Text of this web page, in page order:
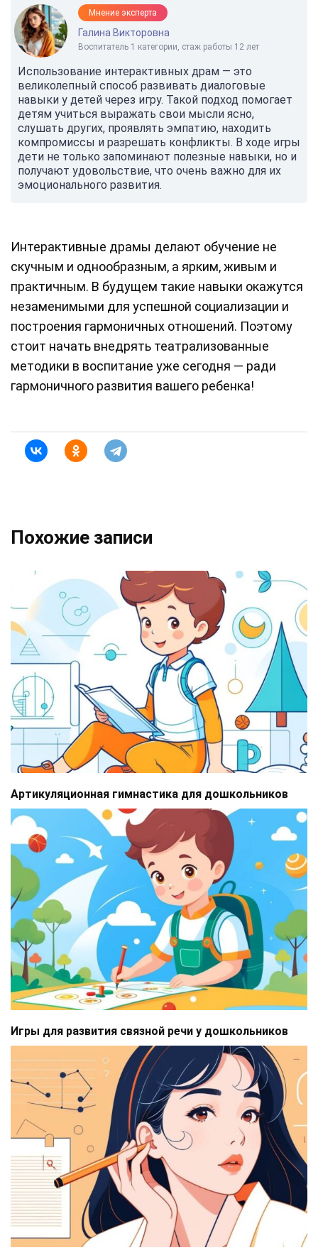
Мнение эксперта
Галина Викторовна
Воспитатель 1 категории, стаж работы 12 лет
Использование интерактивных драм — это
великолепный способ развивать диалоговые
навыки у детей через игру. Такой подход помогает
детям учиться выражать свои мысли ясно,
слушать других, проявлять эмпатию, находить
компромиссы и разрешать конфликты. В ходе игры
дети не только запоминают полезные навыки, но и
получают удовольствие, что очень важно для их
эмоционального развития.
Интерактивные драмы делают обучение не
скучным и однообразным, а ярким, живым и
практичным. В будущем такие навыки окажутся
незаменимыми для успешной социализации и
построения гармоничных отношений. Поэтому
стоит начать внедрять театрализованные
методики в воспитание уже сегодня — ради
гармоничного развития вашего ребенка!
Похожие записи
Артикуляционная гимнастика для дошкольников
Игры для развития связной речи у дошкольников